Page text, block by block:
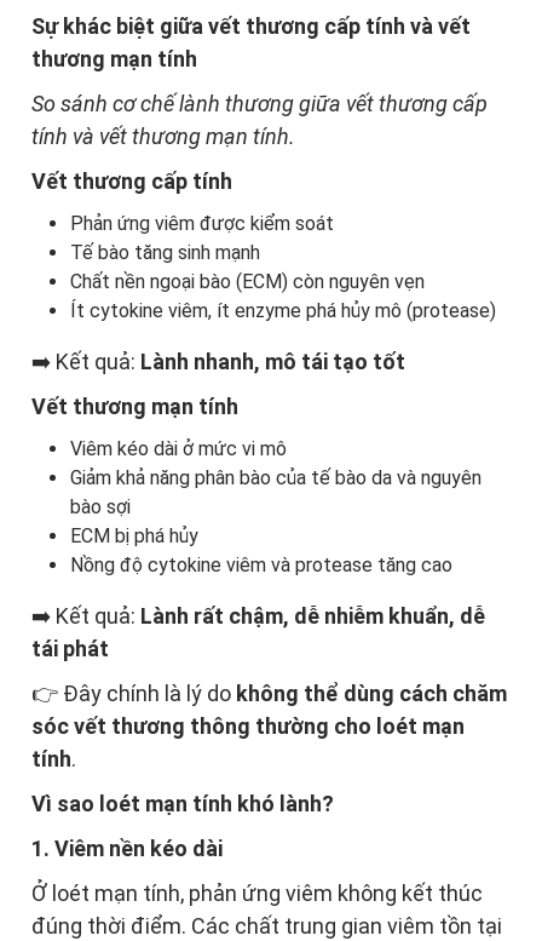
Sự khác biệt giữa vết thương cấp tính và vết
thương mạn tính
So sánh cơ chế lành thương giữa vết thương cấp
tính và vết thương mạn tính.
Vết thương cấp tính
Phản ứng viêm được kiểm soát
Tế bào tăng sinh mạnh
Chất nền ngoại bào (ECM) còn nguyên vẹn
Ít cytokine viêm, ít enzyme phá hủy mô (protease)
➡️ Kết quả: Lành nhanh, mô tái tạo tốt
Vết thương mạn tính
Viêm kéo dài ở mức vi mô
Giảm khả năng phân bào của tế bào da và nguyên
bào sợi
ECM bị phá hủy
Nồng độ cytokine viêm và protease tăng cao
➡️ Kết quả: Lành rất chậm, dễ nhiễm khuẩn, dễ
tái phát
👉 Đây chính là lý do không thể dùng cách chăm
sóc vết thương thông thường cho loét mạn
tính.
Vì sao loét mạn tính khó lành?
1. Viêm nền kéo dài
Ở loét mạn tính, phản ứng viêm không kết thúc
đúng thời điểm. Các chất trung gian viêm tồn tại